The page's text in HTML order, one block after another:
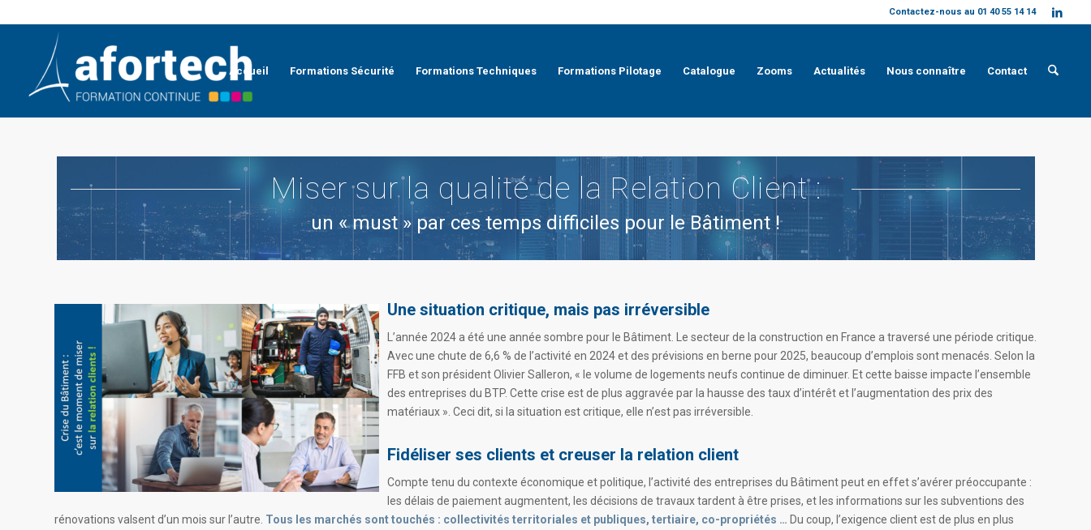
Contactez-nous au 01 40 55 14 14
Accueil Formations Sécurité Formations Techniques Formations Pilotage Catalogue Zooms Actualités Nous connaître Contact
Miser sur la qualité de la Relation Client :
un « must » par ces temps difficiles pour le Bâtiment !
Une situation critique, mais pas irréversible
L’année 2024 a été une année sombre pour le Bâtiment. Le secteur de la construction en France a traversé une période critique.
Avec une chute de 6,6 % de l’activité en 2024 et des prévisions en berne pour 2025, beaucoup d’emplois sont menacés. Selon la
FFB et son président Olivier Salleron, « le volume de logements neufs continue de diminuer. Et cette baisse impacte l’ensemble
des entreprises du BTP. Cette crise est de plus aggravée par la hausse des taux d’intérêt et l’augmentation des prix des
matériaux ». Ceci dit, si la situation est critique, elle n’est pas irréversible.
Fidéliser ses clients et creuser la relation client
Compte tenu du contexte économique et politique, l’activité des entreprises du Bâtiment peut en effet s’avérer préoccupante :
les délais de paiement augmentent, les décisions de travaux tardent à être prises, et les informations sur les subventions des
rénovations valsent d’un mois sur l’autre. Tous les marchés sont touchés : collectivités territoriales et publiques, tertiaire, co-propriétés … Du coup, l’exigence client est de plus en plus